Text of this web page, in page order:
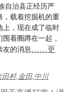
自治县正经历严
，载着挖掘机的重
上，现在成了临时
着圈蹲在一起，
友的消息……更
村,金田,中川